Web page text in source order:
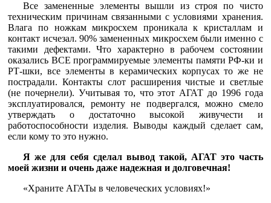
Все замененные элементы вышли из строя по чисто
техническим причинам связанными с условиями хранения.
Влага по ножкам микросхем проникала к кристаллам и
контакт исчезал. 90% замененных микросхем были именно с
такими дефектами. Что характерно в рабочем состоянии
оказались ВСЕ программируемые элементы памяти РФ-ки и
РТ-шки, все элементы в керамических корпусах то же не
пострадали. Контакты слот расширения чистые и светлые
(не почернели). Учитывая то, что этот АГАТ до 1996 года
эксплуатировался, ремонту не подвергался, можно смело
утверждать о достаточно высокой живучести и
работоспособности изделия. Выводы каждый сделает сам,
если кому то это нужно.
Я же для себя сделал вывод такой, АГАТ это часть
моей жизни и очень даже надежная и долговечная!
«Храните АГАТы в человеческих условиях!»